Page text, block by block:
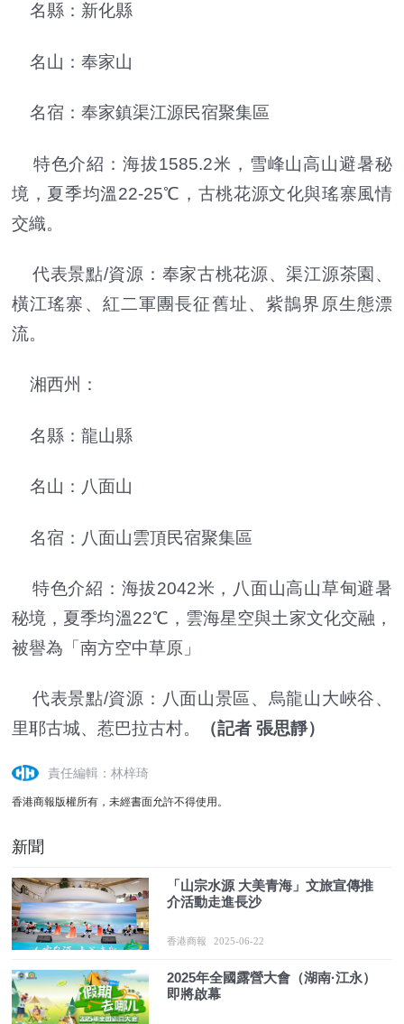
名縣：新化縣
名山：奉家山
名宿：奉家鎮渠江源民宿聚集區
特色介紹：海拔1585.2米，雪峰山高山避暑秘
境，夏季均溫22-25℃，古桃花源文化與瑤寨風情
交織。
代表景點/資源：奉家古桃花源、渠江源茶園、
橫江瑤寨、紅二軍團長征舊址、紫鵲界原生態漂
流。
湘西州：
名縣：龍山縣
名山：八面山
名宿：八面山雲頂民宿聚集區
特色介紹：海拔2042米，八面山高山草甸避暑
秘境，夏季均溫22℃，雲海星空與土家文化交融，
被譽為「南方空中草原」
代表景點/資源：八面山景區、烏龍山大峽谷、
里耶古城、惹巴拉古村。
（記者 張思靜）
責任編輯：林梓琦
香港商報版權所有，未經書面允許不得使用。
新聞
「山宗水源 大美青海」文旅宣傳推
介活動走進長沙
香港商報 2025-06-22
2025年全國露營大會（湖南·江永）
即將啟幕